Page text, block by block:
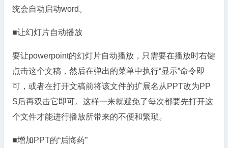
统会自动启动word。
■让幻灯片自动播放
要让powerpoint的幻灯片自动播放，只需要在播放时右键
点击这个文稿，然后在弹出的菜单中执行“显示”命令即
可，或者在打开文稿前将该文件的扩展名从PPT改为PP
S后再双击它即可。这样一来就避免了每次都要先打开这
个文件才能进行播放所带来的不便和繁琐。
■增加PPT的“后悔药”